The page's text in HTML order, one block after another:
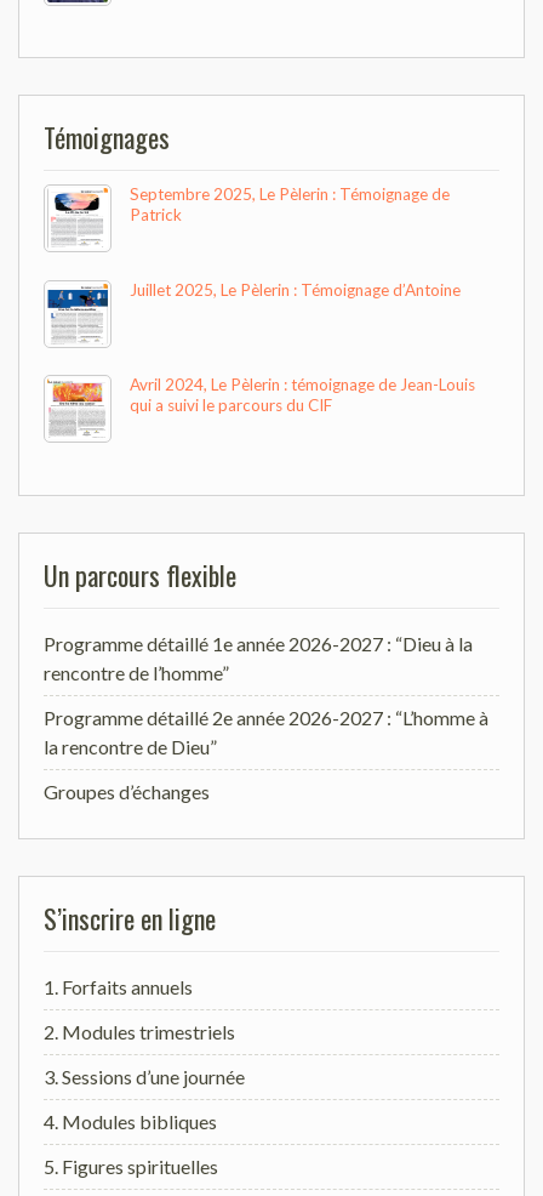
Témoignages
Septembre 2025, Le Pèlerin : Témoignage de
Patrick
Juillet 2025, Le Pèlerin : Témoignage d’Antoine
Avril 2024, Le Pèlerin : témoignage de Jean-Louis
qui a suivi le parcours du CIF
Un parcours flexible
Programme détaillé 1e année 2026-2027 : “Dieu à la
rencontre de l’homme”
Programme détaillé 2e année 2026-2027 : “L’homme à
la rencontre de Dieu”
Groupes d’échanges
S’inscrire en ligne
1. Forfaits annuels
2. Modules trimestriels
3. Sessions d’une journée
4. Modules bibliques
5. Figures spirituelles